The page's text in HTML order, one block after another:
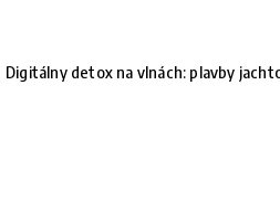
Digitálny detox na vlnách: plavby